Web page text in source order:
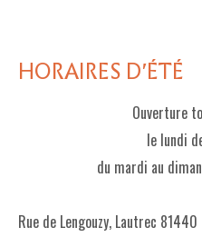
HORAIRES D'ÉTÉ
Ouverture
le lundi
du mardi au
Rue de Lengouzy, Lautrec 81440